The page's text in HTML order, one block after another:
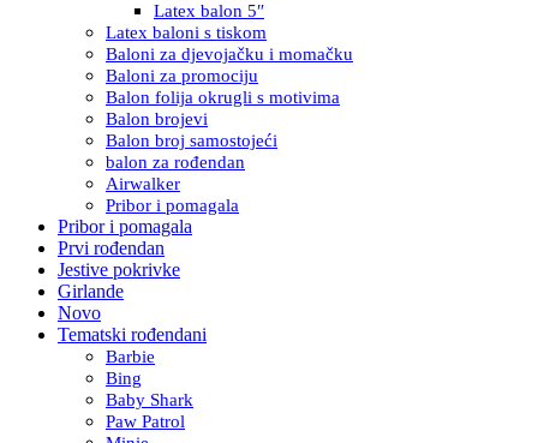
Latex balon 5″
Latex baloni s tiskom
Baloni za djevojačku i momačku
Baloni za promociju
Balon folija okrugli s motivima
Balon brojevi
Balon broj samostojeći
balon za rođendan
Airwalker
Pribor i pomagala
Pribor i pomagala
Prvi rođendan
Jestive pokrivke
Girlande
Novo
Tematski rođendani
Barbie
Bing
Baby Shark
Paw Patrol